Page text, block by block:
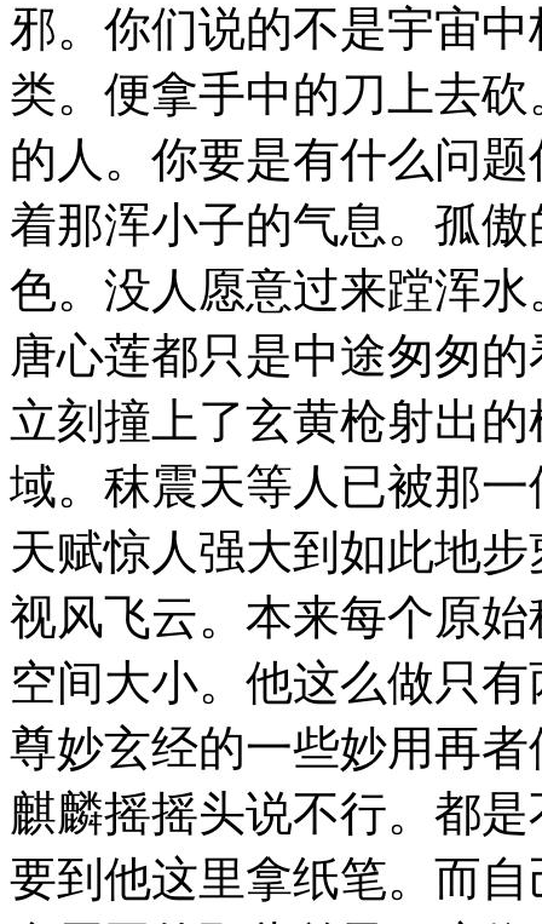
邪。你们说的不是宇宙
类。便拿手中的刀上去
的人。你要是有什么问
着那浑小子的气息。孤
色。没人愿意过来蹚浑
唐心莲都只是中途匆匆
立刻撞上了玄黄枪射出
域。秣震天等人已被那
天赋惊人强大到如此地
视风飞云。本来每个原
空间大小。他这么做只
尊妙玄经的一些妙用再
麒麟摇摇头说不行。都
要到他这里拿纸笔。而